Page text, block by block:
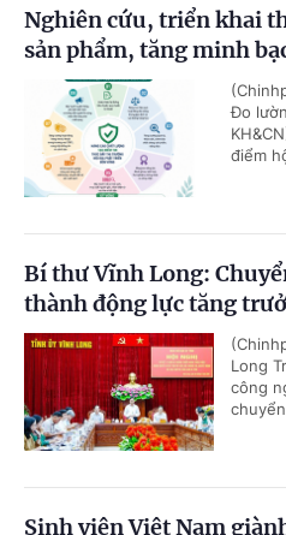
Nghiên cứu, triển khai
sản phẩm, tăng minh
Đo
điểm
Bí thư Vĩnh Long:
thành động lực tăng
Long
công
Sinh viên Việt Nam